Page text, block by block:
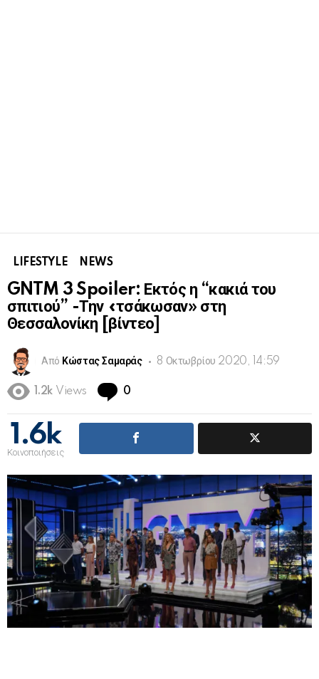
LIFESTYLE NEWS
GNTM 3 Spoiler: Εκτός η “κακιά του
σπιτιού” -Την «τσάκωσαν» στη
Θεσσαλονίκη [βίντεο]
Από Κώστας Σαμαράς 8 Οκτωβρίου 2020, 14:59
1.2k Views 0
1.6k
Κοινοποιήσεις